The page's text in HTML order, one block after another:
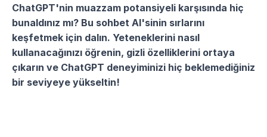
ChatGPT'nin muazzam potansiyeli karşısında hiç
bunaldınız mı? Bu sohbet AI'sinin sırlarını
keşfetmek için dalın. Yeteneklerini nasıl
kullanacağınızı öğrenin, gizli özelliklerini ortaya
çıkarın ve ChatGPT deneyiminizi hiç beklemediğiniz
bir seviyeye yükseltin!